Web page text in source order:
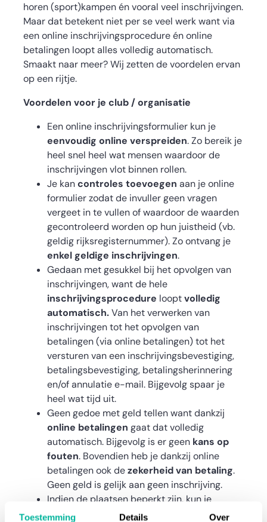
Toestemming Details Over
horen (sport)kampen én vooral veel inschrijvingen.
Maar dat betekent niet per se veel werk want via
een online inschrijvingsprocedure én online
betalingen loopt alles volledig automatisch.
Smaakt naar meer? Wij zetten de voordelen ervan
op een rijtje.
Voordelen voor je club / organisatie
Een online inschrijvingsformulier kun je
eenvoudig online verspreiden. Zo bereik je
heel snel heel wat mensen waardoor de
inschrijvingen vlot binnen rollen.
Je kancontroles toevoegen aan je online
formulier zodat de invuller geen vragen
vergeet in te vullen of waardoor de waarden
gecontroleerd worden op hun juistheid (vb.
geldig rijksregisternummer). Zo ontvang je
enkel geldige inschrijvingen.
Gedaan met gesukkel bij het opvolgen van
inschrijvingen, want de hele
inschrijvingsprocedure looptvolledig
automatisch.Van het verwerken van
inschrijvingen tot het opvolgen van
betalingen (via online betalingen) tot het
versturen van een inschrijvingsbevestiging,
betalingsbevestiging, betalingsherinnering
en/of annulatie e-mail. Bijgevolg spaar je
heel wat tijd uit.
Geen gedoe met geld tellen want dankzij
online betalingen gaat dat volledig
automatisch. Bijgevolg is er geen kans op
fouten. Bovendien heb je dankzij online
betalingen ook dezekerheid van betaling.
Geen geld is gelijk aan geen inschrijving.
Indien de plaatsen beperkt zijn, kun je
werken met
wachtlijsten
. Zo gaan er geen